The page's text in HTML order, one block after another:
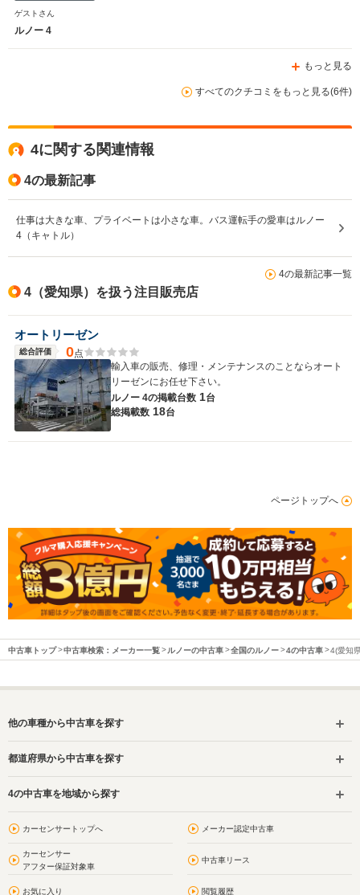
FF
1579～
FF
ゲストさん
ルノー 4
もっと見る
すべてのクチコミをもっと見る(6件)
4に関する関連情報
4の最新記事
仕事は大きな車、プライベートは小さな車。バス運転手の愛車はルノー
4（キャトル）
4の最新記事一覧
4（愛知県）を扱う注目販売店
オートリーゼン
総合評価 0点
輸入車の販売、修理・メンテナンスのことならオート
リーゼンにお任せ下さい。
ルノー 4の掲載台数 1台
総掲載数 18台
ページトップへ
中古車トップ 中古車検索：メーカー一覧 ルノーの中古車 全国のルノー 4の中古車 4(愛知
他の車種から中古車を探す
都道府県から中古車を探す
4の中古車を地域から探す
カーセンサートップへ メーカー認定中古車
カーセンサー
アフター保証対象車
中古車リース
お気に入り 閲覧履歴